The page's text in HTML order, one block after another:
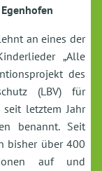
an eines der
„Alle
des
(LBV) für
letztem Jahr
benannt. Seit
bisher über 400
auf und